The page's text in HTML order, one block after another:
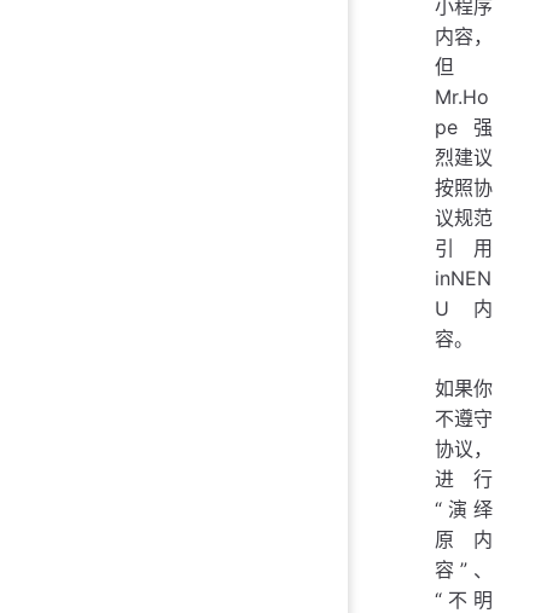
小程序
内容，
但
Mr.Ho
pe 强
烈建议
按照协
议规范
引用
inNEN
U 内
容。
如果你
不遵守
协议，
进行
“演绎
原内
容”、
“不明